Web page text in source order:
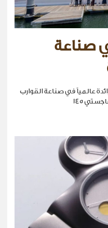
صناعة
عالمياً في صناعة القوارب
145